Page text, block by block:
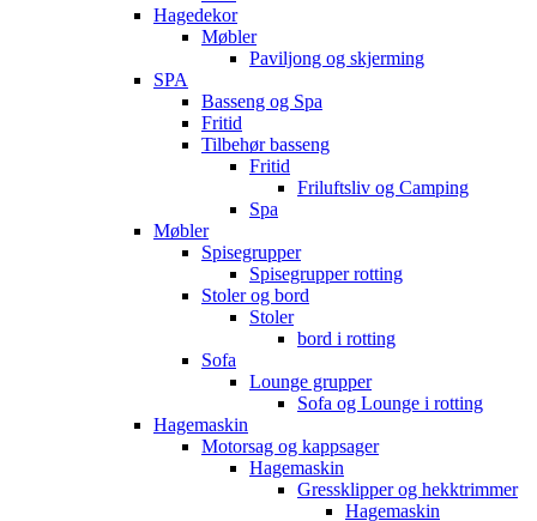
Hagedekor
Møbler
Paviljong og skjerming
SPA
Basseng og Spa
Fritid
Tilbehør basseng
Fritid
Friluftsliv og Camping
Spa
Møbler
Spisegrupper
Spisegrupper rotting
Stoler og bord
Stoler
bord i rotting
Sofa
Lounge grupper
Sofa og Lounge i rotting
Hagemaskin
Motorsag og kappsager
Hagemaskin
Gressklipper og hekktrimmer
Hagemaskin